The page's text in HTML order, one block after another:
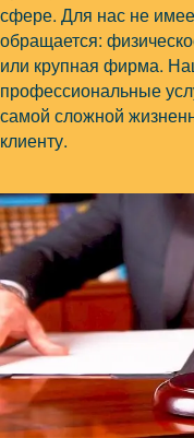
сфере. Для нас не
обращается:
или крупная фирма.
профессиональные
самой сложной
клиенту.